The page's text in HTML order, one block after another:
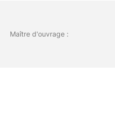
Maître d'ouvrage :